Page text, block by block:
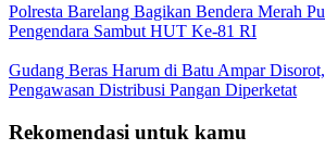
Polresta Barelang Bagikan Bendera Merah
Pengendara Sambut HUT Ke-81 RI
Gudang Beras Harum di Batu Ampar
Pengawasan Distribusi Pangan Diperketat
Rekomendasi untuk kamu